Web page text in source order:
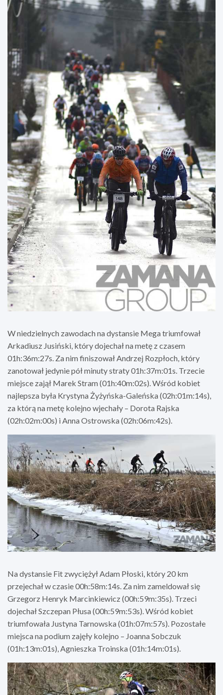
W niedzielnych zawodach na dystansie Mega triumfował
Arkadiusz Jusiński, który dojechał na metę z czasem
01h:36m:27s. Za nim finiszował Andrzej Rozpłoch, który
zanotował jedynie pół minuty straty 01h:37m:01s. Trzecie
miejsce zajął Marek Stram (01h:40m:02s). Wśród kobiet
najlepsza była Krystyna Żyżyńska-Galeńska (02h:01m:14s),
za którą na metę kolejno wjechały – Dorota Rajska
(02h:02m:00s) i Anna Ostrowska (02h:06m:42s).
Na dystansie Fit zwyciężył Adam Płoski, który 20 km
przejechał w czasie 00h:58m:14s. Za nim zameldował się
Grzegorz Henryk Marcinkiewicz (00h:59m:35s). Trzeci
dojechał Szczepan Płusa (00h:59m:53s). Wśród kobiet
triumfowała Justyna Tarnowska (01h:07m:57s). Pozostałe
miejsca na podium zajęły kolejno – Joanna Sobczuk
(01h:13m:01s), Agnieszka Troinska (01h:14m:01s).